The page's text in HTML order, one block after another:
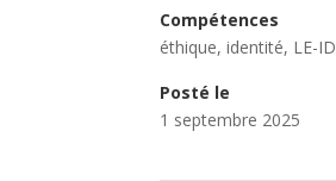
Compétences
éthique,identité, LE-ID
Posté le
1 septembre 2025